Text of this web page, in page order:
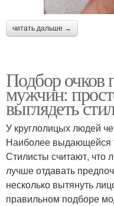
читать дальше →
Подбор очков
мужчин:
выглядеть
У круглолицых людей
Наиболее выдающейся
Стилисты считают, что
лучше отдавать
несколько вытянуть
правильном подборе